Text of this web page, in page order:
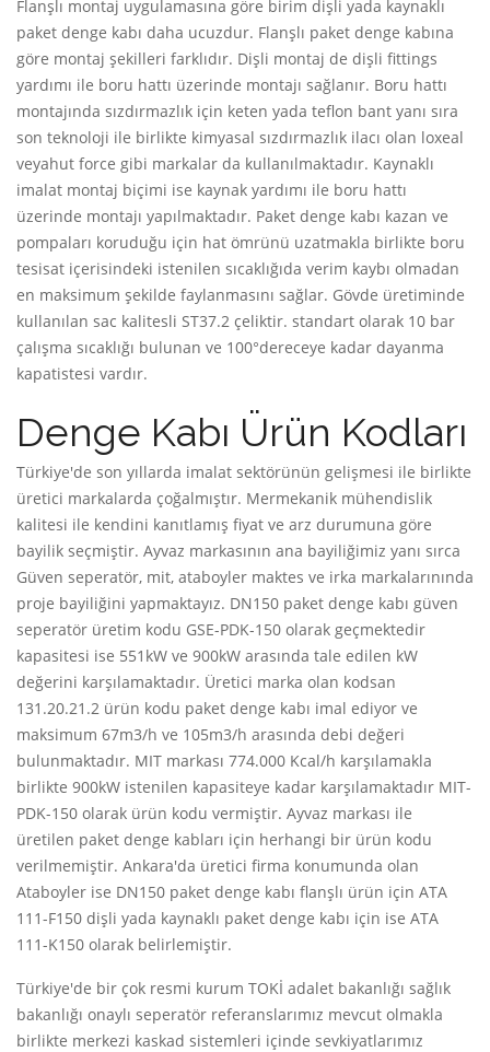
Flanşlı montaj uygulamasına göre birim dişli yada kaynaklı
paket denge kabı daha ucuzdur. Flanşlı paket denge kabına
göre montaj şekilleri farklıdır. Dişli montaj de dişli fittings
yardımı ile boru hattı üzerinde montajı sağlanır. Boru hattı
montajında sızdırmazlık için keten yada teflon bant yanı sıra
son teknoloji ile birlikte kimyasal sızdırmazlık ilacı olan loxeal
veyahut force gibi markalar da kullanılmaktadır. Kaynaklı
imalat montaj biçimi ise kaynak yardımı ile boru hattı
üzerinde montajı yapılmaktadır. Paket denge kabı kazan ve
pompaları koruduğu için hat ömrünü uzatmakla birlikte boru
tesisat içerisindeki istenilen sıcaklığıda verim kaybı olmadan
en maksimum şekilde faylanmasını sağlar. Gövde üretiminde
kullanılan sac kalitesli ST37.2 çeliktir. standart olarak 10 bar
çalışma sıcaklığı bulunan ve 100°dereceye kadar dayanma
kapatistesi vardır.
Denge Kabı Ürün Kodları
Türkiye'de son yıllarda imalat sektörünün gelişmesi ile birlikte
üretici markalarda çoğalmıştır. Mermekanik mühendislik
kalitesi ile kendini kanıtlamış fiyat ve arz durumuna göre
bayilik seçmiştir. Ayvaz markasının ana bayiliğimiz yanı sırca
Güven seperatör, mit, ataboyler maktes ve irka markalarınında
proje bayiliğini yapmaktayız. DN150 paket denge kabı güven
seperatör üretim kodu GSE-PDK-150 olarak geçmektedir
kapasitesi ise 551kW ve 900kW arasında tale edilen kW
değerini karşılamaktadır. Üretici marka olan kodsan
131.20.21.2 ürün kodu paket denge kabı imal ediyor ve
maksimum 67m3/h ve 105m3/h arasında debi değeri
bulunmaktadır. MIT markası 774.000 Kcal/h karşılamakla
birlikte 900kW istenilen kapasiteye kadar karşılamaktadır MIT-
PDK-150 olarak ürün kodu vermiştir. Ayvaz markası ile
üretilen paket denge kabları için herhangi bir ürün kodu
verilmemiştir. Ankara'da üretici firma konumunda olan
Ataboyler ise DN150 paket denge kabı flanşlı ürün için ATA
111-F150 dişli yada kaynaklı paket denge kabı için ise ATA
111-K150 olarak belirlemiştir.
Türkiye'de bir çok resmi kurum TOKİ adalet bakanlığı sağlık
bakanlığı onaylı seperatör referanslarımız mevcut olmakla
birlikte merkezi kaskad sistemleri içinde sevkiyatlarımız